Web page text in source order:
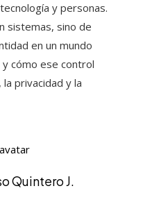
y personas.
sistemas, sino de
en un mundo
cómo ese control
privacidad y la
Quintero J.